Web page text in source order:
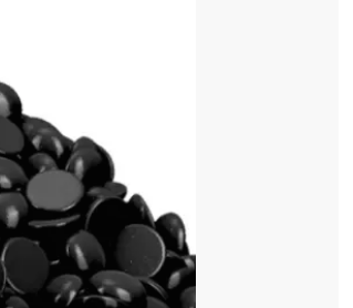
cu polimeri.